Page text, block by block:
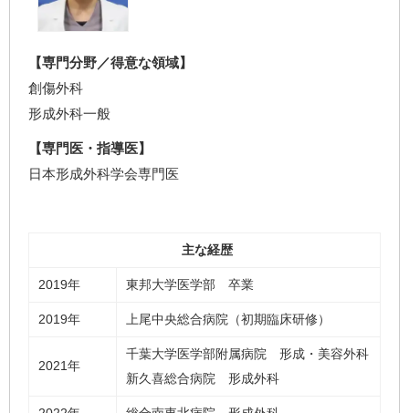
【専門分野／得意な領域】
創傷外科
形成外科一般
【専門医・指導医】
日本形成外科学会専門医
主な経歴
2019年 東邦大学医学部 卒業
2019年 上尾中央総合病院（初期臨床研修）
2021年
千葉大学医学部附属病院 形成・美容外科
新久喜総合病院 形成外科